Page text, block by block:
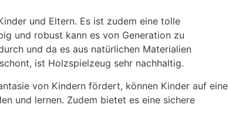
und Eltern. Es ist zudem eine tolle
und robust kann es von Generation zu
und da es aus natürlichen Materialien
ist Holzspielzeug sehr nachhaltig.
von Kindern fördert, können Kinder auf eine
und lernen. Zudem bietet es eine sichere